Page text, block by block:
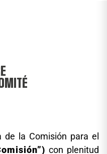
la Comisión para el
con plenitud